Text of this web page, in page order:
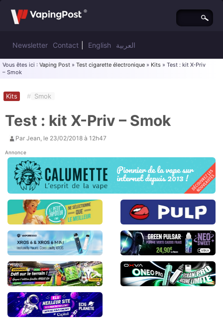
Newsletter Contact English العربية
Vous êtes ici : Vaping Post » Test cigarette électronique » Kits » Test : kit X-Priv
– Smok
Test : kit X-Priv – Smok
Kits # Smok
Par Jean, le 23/02/2018 à 12h47
Annonce